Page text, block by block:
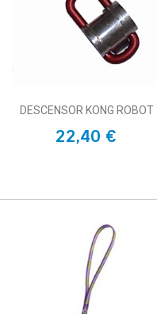
DESCENSOR KONG ROBOT
22,40 €